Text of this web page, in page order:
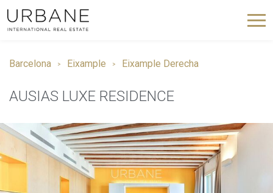
Barcelona Eixample Eixample Derecha
AUSIAS LUXE RESIDENCE